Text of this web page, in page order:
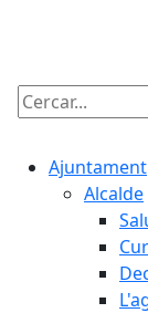
Cercar:
Ajuntament
Alcalde